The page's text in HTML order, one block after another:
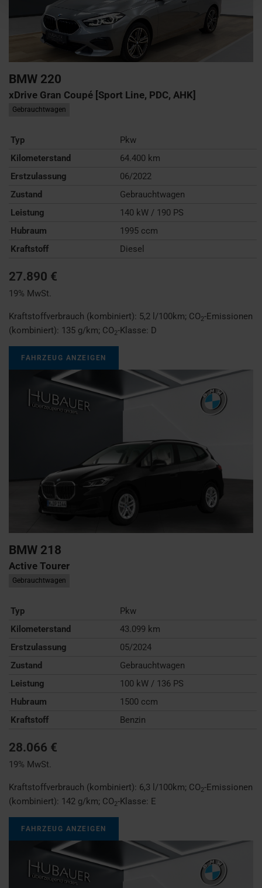
BMW 220
xDrive Gran Coupé [Sport Line, PDC, AHK]
Gebrauchtwagen
Typ
Pkw
Kilometerstand
64.400 km
Erstzulassung
06/2022
Zustand
Gebrauchtwagen
Leistung
140 kW / 190 PS
Hubraum
1995 ccm
Kraftstoff
Diesel
27.890 €
19% MwSt.
Kraftstoffverbrauch (kombiniert): 5,2 l/100km; CO2-Emissionen
(kombiniert): 135 g/km; CO2-Klasse: D
FAHRZEUG ANZEIGEN
BMW 218
Active Tourer
Gebrauchtwagen
Typ
Pkw
Kilometerstand
43.099 km
Erstzulassung
05/2024
Zustand
Gebrauchtwagen
Leistung
100 kW / 136 PS
Hubraum
1500 ccm
Kraftstoff
Benzin
28.066 €
19% MwSt.
Kraftstoffverbrauch (kombiniert): 6,3 l/100km; CO2-Emissionen
(kombiniert): 142 g/km; CO2-Klasse: E
FAHRZEUG ANZEIGEN